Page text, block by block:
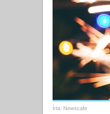
Írta: Newscafe